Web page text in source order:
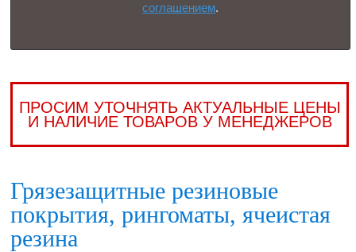
соглашением.
ПРОСИМ УТОЧНЯТЬ АКТУАЛЬНЫЕ ЦЕНЫ
И НАЛИЧИЕ ТОВАРОВ У МЕНЕДЖЕРОВ
Грязезащитные резиновые
покрытия, рингоматы, ячеистая
резина